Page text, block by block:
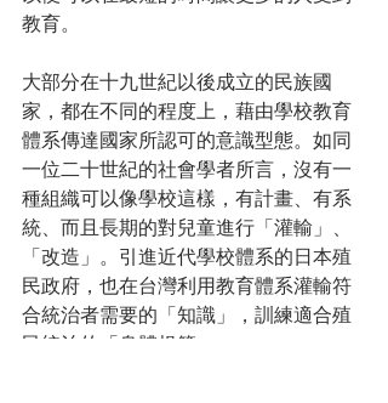
教育。
大部分在十九世紀以後成立的民族國
家，都在不同的程度上，藉由學校教育
體系傳達國家所認可的意識型態。如同
一位二十世紀的社會學者所言，沒有一
種組織可以像學校這樣，有計畫、有系
統、而且長期的對兒童進行「灌輸」、
「改造」。引進近代學校體系的日本殖
民政府，也在台灣利用教育體系灌輸符
合統治者需要的「知識」，訓練適合殖
民統治的「身體規範」。